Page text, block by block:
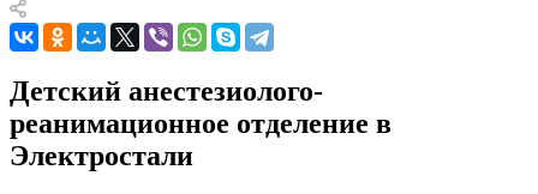
Детский анестезиолого-
реанимационное отделение в
Электростали